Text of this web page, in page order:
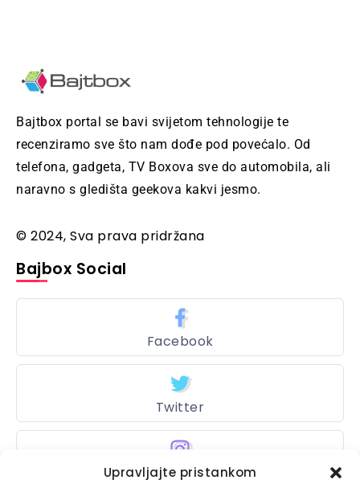
Upravljajte pristankom
Bajtbox portal se bavi svijetom tehnologije te
recenziramo sve što nam dođe pod povećalo. Od
telefona, gadgeta, TV Boxova sve do automobila, ali
naravno s gledišta geekova kakvi jesmo.
© 2024, Sva prava pridržana
Bajbox Social
Facebook
Twitter
Instagram